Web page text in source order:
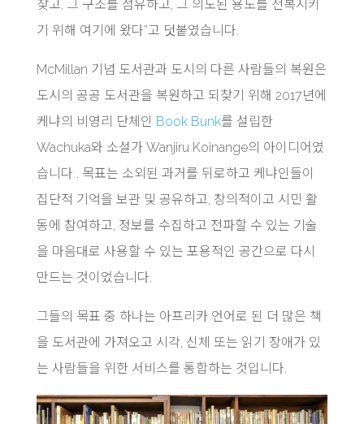
찾고, 그 구조를 점유하고, 그 의도된 용도를 전복시키
기 위해 여기에 왔다”고 덧붙였습니다.
McMillan 기념 도서관과 도시의 다른 사람들의 복원은
도시의 공공 도서관을 복원하고 되찾기 위해 2017년에
케냐의 비영리 단체인 Book Bunk를 설립한
Wachuka와 소설가 Wanjiru Koinange의 아이디어였
습니다 . 목표는 소외된 과거를 뒤로하고 케냐인들이
집단적 기억을 보관 및 공유하고, 창의적이고 시민 활
동에 참여하고, 정보를 수집하고 전파할 수 있는 기술
을 마음대로 사용할 수 있는 포용적인 공간으로 다시
만드는 것이었습니다.
그들의 목표 중 하나는 아프리카 언어로 된 더 많은 책
을 도서관에 가져오고 시각, 신체 또는 읽기 장애가 있
는 사람들을 위한 서비스를 통합하는 것입니다.